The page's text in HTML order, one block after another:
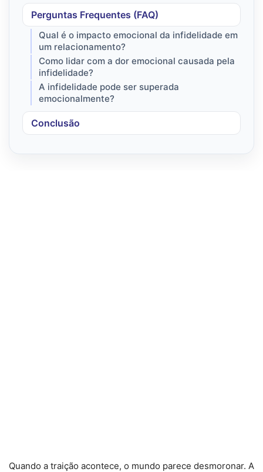
Perguntas Frequentes (FAQ)
Qual é o impacto emocional da infidelidade em
um relacionamento?
Como lidar com a dor emocional causada pela
infidelidade?
A infidelidade pode ser superada
emocionalmente?
Conclusão
Quando a traição acontece, o mundo parece desmoronar. A